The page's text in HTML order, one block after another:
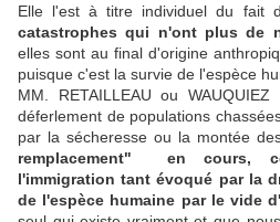
Elle l'est à titre individuel du fait
catastrophes qui n'ont plus de
elles sont au final d'origine
puisque c'est la survie de l'espèce
MM. RETAILLEAU ou
déferlement de populations
par la sécheresse ou la montée
remplacement" en cours,
l'immigration tant évoqué par la
de l'espèce humaine par le vide